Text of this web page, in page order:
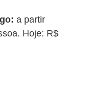
a partir
Hoje: R$